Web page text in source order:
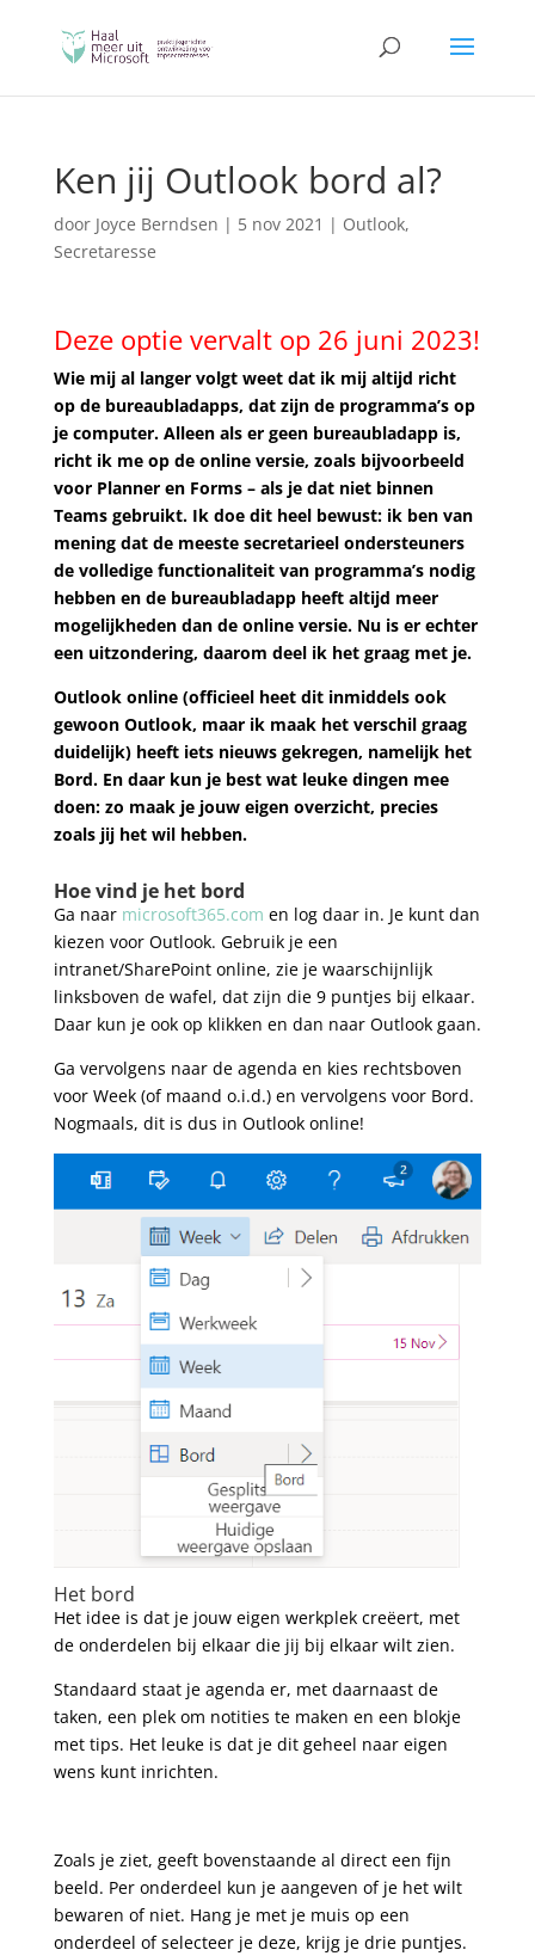
Ken jij Outlook bord al?
door Joyce Berndsen | 5 nov 2021 | Outlook,
Secretaresse
Deze optie vervalt op 26 juni 2023!
Wie mij al langer volgt weet dat ik mij altijd richt
op de bureaubladapps, dat zijn de programma’s op
je computer. Alleen als er geen bureaubladapp is,
richt ik me op de online versie, zoals bijvoorbeeld
voor Planner en Forms – als je dat niet binnen
Teams gebruikt. Ik doe dit heel bewust: ik ben van
mening dat de meeste secretarieel ondersteuners
de volledige functionaliteit van programma’s nodig
hebben en de bureaubladapp heeft altijd meer
mogelijkheden dan de online versie. Nu is er echter
een uitzondering, daarom deel ik het graag met je.
Outlook online (officieel heet dit inmiddels ook
gewoon Outlook, maar ik maak het verschil graag
duidelijk) heeft iets nieuws gekregen, namelijk het
Bord. En daar kun je best wat leuke dingen mee
doen: zo maak je jouw eigen overzicht, precies
zoals jij het wil hebben.
Hoe vind je het bord
Ga naar microsoft365.com en log daar in. Je kunt dan
kiezen voor Outlook. Gebruik je een
intranet/SharePoint online, zie je waarschijnlijk
linksboven de wafel, dat zijn die 9 puntjes bij elkaar.
Daar kun je ook op klikken en dan naar Outlook gaan.
Ga vervolgens naar de agenda en kies rechtsboven
voor Week (of maand o.i.d.) en vervolgens voor Bord.
Nogmaals, dit is dus in Outlook online!
Het bord
Het idee is dat je jouw eigen werkplek creëert, met
de onderdelen bij elkaar die jij bij elkaar wilt zien.
Standaard staat je agenda er, met daarnaast de
taken, een plek om notities te maken en een blokje
met tips. Het leuke is dat je dit geheel naar eigen
wens kunt inrichten.
Zoals je ziet, geeft bovenstaande al direct een fijn
beeld. Per onderdeel kun je aangeven of je het wilt
bewaren of niet. Hang je met je muis op een
onderdeel of selecteer je deze, krijg je drie puntjes.